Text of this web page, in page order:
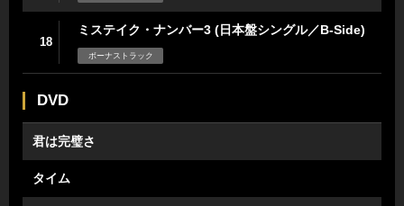
18
ミステイク・ナンバー3 (日本盤シングル／B-Side)
ボーナストラック
DVD
君は完璧さ
タイム